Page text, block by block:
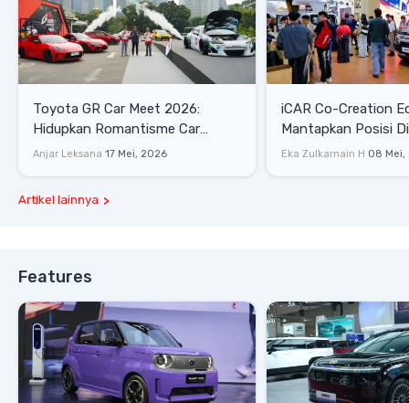
Toyota GR Car Meet 2026:
Hidupkan Romantisme Car
Culture Era 90-an
Anjar Leksana 17 Mei, 2026
iCAR Co-Creation
Mantapkan Posisi
Gaya Hidup
Eka Zulkarnain H 08 Mei,
Artikel lainnya
Features